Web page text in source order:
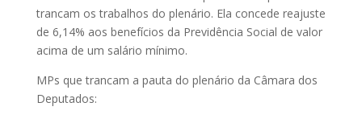
trancam os trabalhos do plenário. Ela concede reajuste
de 6,14% aos benefícios da Previdência Social de valor
acima de um salário mínimo.
MPs que trancam a pauta do plenário da Câmara dos
Deputados: